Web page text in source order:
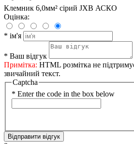
Клемник 6,0мм² сірий JXB АСКО
Оцінка:
* ім'я
* Ваш відгук
Примітка: HTML розмітка не
звичайний текст.
Captcha
* Enter the code in the box below
Відправити відгук